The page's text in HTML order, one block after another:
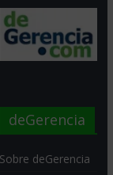
deGerencia
Sobre deGerencia